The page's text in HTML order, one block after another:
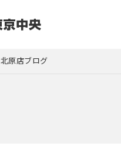
原店ブログ